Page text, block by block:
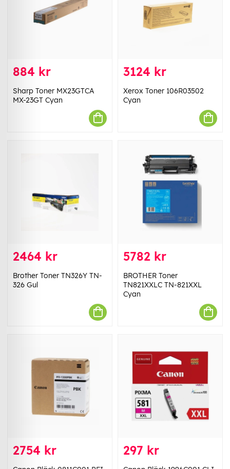
884 kr
Sharp Toner MX23GTCA
MX-23GT Cyan
3124 kr
Xerox Toner 106R03502
Cyan
2464 kr
Brother Toner TN326Y TN-
326 Gul
5782 kr
BROTHER Toner
TN821XXLC TN-821XXL
Cyan
2754 kr 297 kr